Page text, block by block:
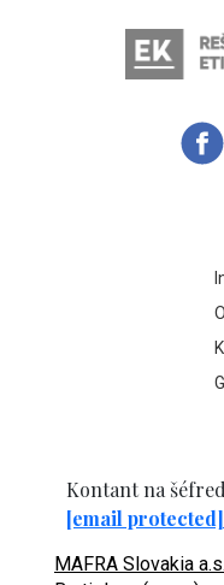
Kontant na
[email protected]
MAFRA Slovakia